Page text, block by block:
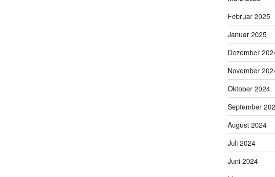
Februar 2025
Januar 2025
Dezember
November
Oktober 2024
September
August 2024
Juli 2024
Juni 2024